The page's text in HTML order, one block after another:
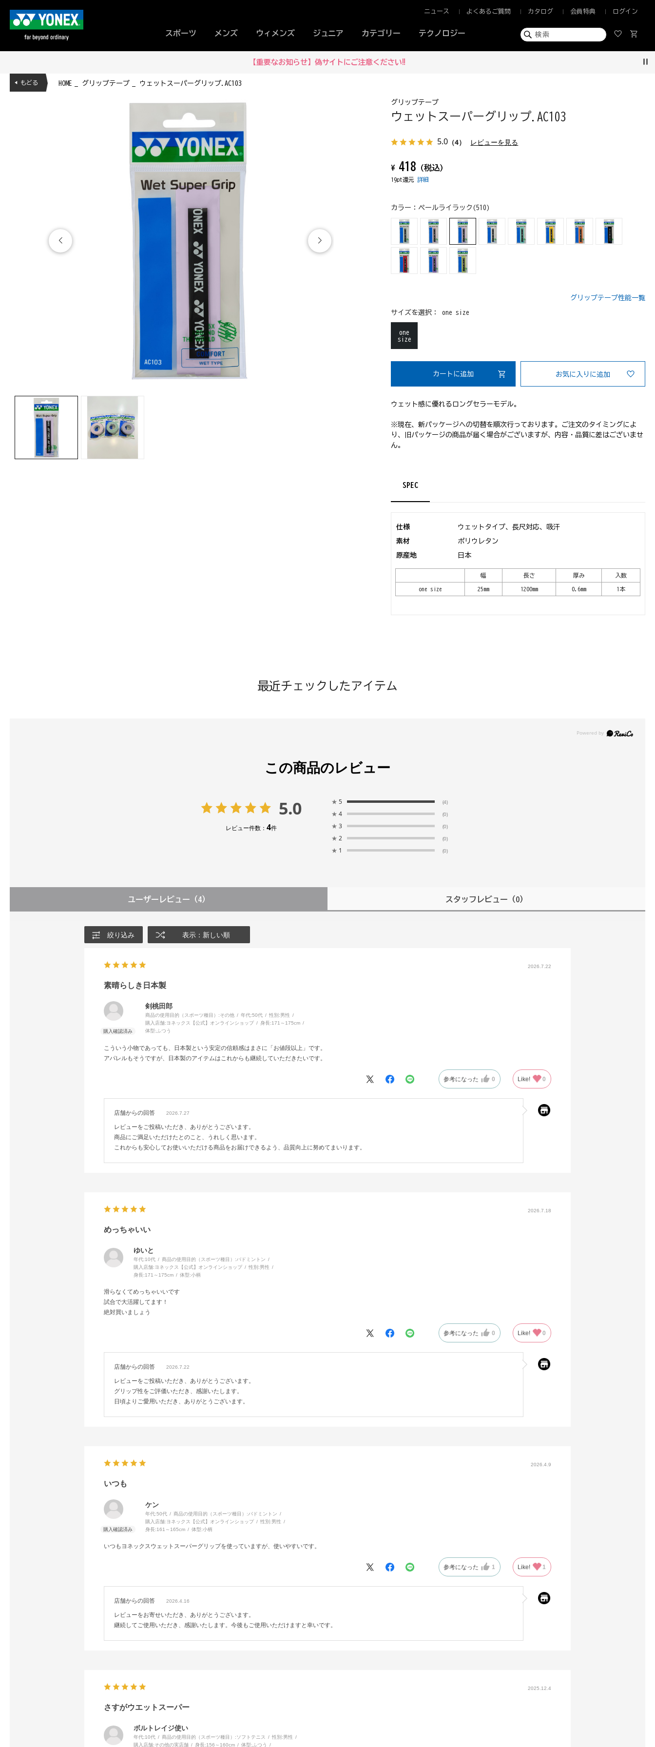
スポーツ メンズ ウィメンズ ジュニア カテゴリー テクノロジー
ニュース よくあるご質問 カタログ 会員特典 ログイン
【重要なお知らせ】偽サイトにご注意ください‼
HOME グリップテープ ウェットスーパーグリップ.AC103
◀ もどる
グリップテープ
ウェットスーパーグリップ.AC103
5.0 （4） レビューを見る
¥ 418 (税込)
19pt還元詳細
カラー： ペールライラック(510)
グリップテープ性能一覧
サイズを選択：one size
one
size
カートに追加 お気に入りに追加
ウェット感に優れるロングセラーモデル。
※現在、新パッケージへの切替を順次行っております。ご注文のタイミングによ
り、旧パッケージの商品が届く場合がございますが、内容・品質に差はございませ
ん。
SPEC
仕様 ウェットタイプ、長尺対応、吸汗
素材 ポリウレタン
原産地 日本
幅 長さ 厚み 入数
one size 25mm 1200mm 0.6mm 1本
最近チェックしたアイテム
この商品のレビュー
5.0
レビュー件数： 4件
★ 5 (4)
★ 4 (0)
★ 3 (0)
★ 2 (0)
★ 1 (0)
ユーザーレビュー （4） スタッフレビュー （0）
絞り込み 表示：新しい順
2026.7.22
素晴らしき日本製
剣桃田郎
商品の使用目的（スポーツ種目）:その他 年代:50代 性別:男性
購入店舗:ヨネックス【公式】オンラインショップ 身長:171～175cm
体型:ふつう
こういう小物であっても、日本製という安定の信頼感はまさに「お値段以上」です。
アパレルもそうですが、日本製のアイテムはこれからも継続していただきたいです。
参考になった 0 Like! 0
店舗からの回答 2026.7.27
レビューをご投稿いただき、ありがとうございます。
商品にご満足いただけたとのこと、うれしく思います。
これからも安心してお使いいただける商品をお届けできるよう、品質向上に努めてまいります。
2026.7.18
めっちゃいい
ゆいと
年代:10代 商品の使用目的（スポーツ種目）:バドミントン
購入店舗: ヨネックス【公式】オンラインショップ 性別:男性
身長:171～175cm 体型:小柄
滑らなくてめっちゃいいです
試合で大活躍してます！
絶対買いましょう
参考になった 0 Like! 0
店舗からの回答 2026.7.22
レビューをご投稿いただき、ありがとうございます。
グリップ性をご評価いただき、感謝いたします。
日頃よりご愛用いただき、ありがとうございます。
2026.4.9
いつも
ケン
年代:50代 商品の使用目的（スポーツ種目）:バドミントン
購入店舗: ヨネックス【公式】オンラインショップ 性別:男性
身長:161～165cm 体型:小柄
いつもヨネックスウェットスーパーグリップを使っていますが、使いやすいです。
参考になった 1 Like! 1
店舗からの回答 2026.4.16
レビューをお寄せいただき、ありがとうございます。
継続してご使用いただき、感謝いたします。今後もご使用いただけますと幸いです。
2025.12.4
さすがウエットスーパー
ボルトレイジ使い
年代:10代 商品の使用目的（スポーツ種目）:ソフトテニス 性別:男性
購入店舗:その他の実店舗 身長:156～160cm 体型:ふつう